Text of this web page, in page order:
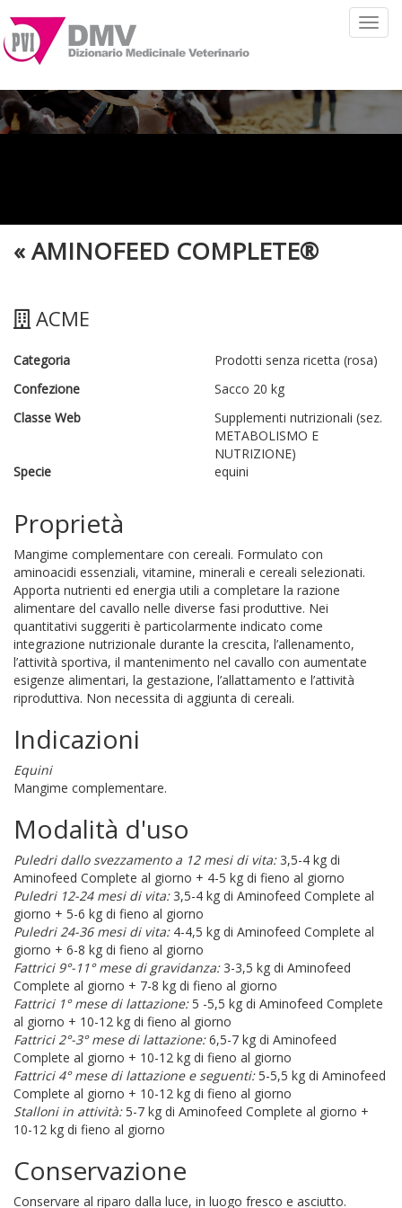
«AMINOFEED COMPLETE®
ACME
Categoria
Prodotti senza ricetta (rosa)
Confezione
Sacco 20 kg
Classe Web
Supplementi nutrizionali (sez.
METABOLISMO E
NUTRIZIONE)
Specie
equini
Proprietà
Mangime complementare con cereali. Formulato con
aminoacidi essenziali, vitamine, minerali e cereali selezionati.
Apporta nutrienti ed energia utili a completare la razione
alimentare del cavallo nelle diverse fasi produttive. Nei
quantitativi suggeriti è particolarmente indicato come
integrazione nutrizionale durante la crescita, l’allenamento,
l’attività sportiva, il mantenimento nel cavallo con aumentate
esigenze alimentari, la gestazione, l’allattamento e l’attività
riproduttiva. Non necessita di aggiunta di cereali.
Indicazioni
Equini
Mangime complementare.
Modalità d'uso
Puledri dallo svezzamento a 12 mesi di vita:3,5-4 kg di
Aminofeed Complete al giorno + 4-5 kg di fieno al giorno
Puledri 12-24 mesi di vita:3,5-4 kg di Aminofeed Complete al
giorno + 5-6 kg di fieno al giorno
Puledri 24-36 mesi di vita:4-4,5 kg di Aminofeed Complete al
giorno + 6-8 kg di fieno al giorno
Fattrici 9°-11° mese di gravidanza:3-3,5 kg di Aminofeed
Complete al giorno + 7-8 kg di fieno al giorno
Fattrici 1° mese di lattazione:5 -5,5 kg di Aminofeed Complete
al giorno + 10-12 kg di fieno al giorno
Fattrici 2°-3° mese di lattazione:6,5-7 kg di Aminofeed
Complete al giorno + 10-12 kg di fieno al giorno
Fattrici 4° mese di lattazione e seguenti:5-5,5 kg di Aminofeed
Complete al giorno + 10-12 kg di fieno al giorno
Stalloni in attività:5-7 kg di Aminofeed Complete al giorno +
10-12 kg di fieno al giorno
Conservazione
Conservare al riparo dalla luce, in luogo fresco e asciutto.